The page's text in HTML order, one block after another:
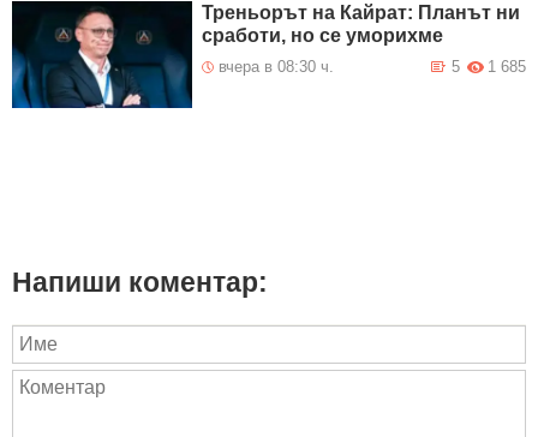
Треньорът на Кайрат: Планът ни
сработи, но се уморихме
вчера в 08:30 ч. 1 685
5
Напиши коментар: